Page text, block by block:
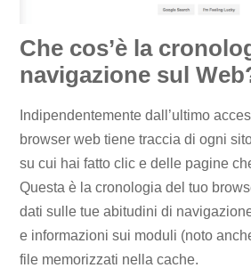
Che cos’è la
navigazione sul
Indipendentemente dall’ultimo
browser web tiene traccia di ogni
su cui hai fatto clic e delle pagine
Questa è la cronologia del tuo
dati sulle tue abitudini di
e informazioni sui moduli (noto
file memorizzati nella cache.